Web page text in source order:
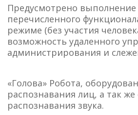
Предусмотрено выполнение
перечисленного
режиме (без участия
возможность удаленного
администрирования и
«Голова» Робота,
распознавания лиц, а так
распознавания звука.